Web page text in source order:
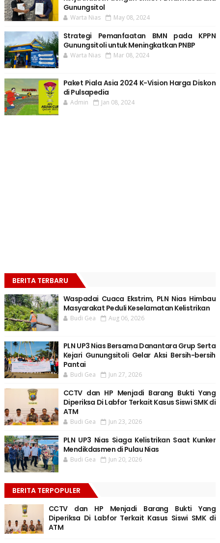
Gunungsitol
Warta Nias May 08, 2024
Strategi Pemanfaatan BMN pada KPPN
Gunungsitoli untuk Meningkatkan PNBP
Warta Nias Mar 08, 2024
Paket Piala Asia 2024 K-Vision Harga Diskon
di Pulsapedia
Admin Jan 08, 2024
BERITA TERBARU
Waspadai Cuaca Ekstrim, PLN Nias Himbau
Masyarakat Peduli Keselamatan Kelistrikan
Budi Gea Aug 06, 2026
PLN UP3 Nias Bersama Danantara Grup Serta
Kejari Gunungsitoli Gelar Aksi Bersih-bersih
Pantai
Budi Gea Jun 27, 2026
CCTV dan HP Menjadi Barang Bukti Yang
Diperiksa Di Labfor Terkait Kasus Siswi SMK di
ATM
Budi Gea Jun 23, 2026
PLN UP3 Nias Siaga Kelistrikan Saat Kunker
Mendikdasmen di Pulau Nias
Budi Gea Jun 20, 2026
BERITA TERPOPULER
CCTV dan HP Menjadi Barang Bukti Yang
Diperiksa Di Labfor Terkait Kasus Siswi SMK di
ATM